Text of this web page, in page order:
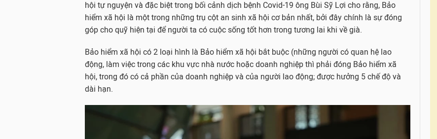
hội tự nguyện và đặc biệt trong bối cảnh dịch bệnh Covid-19 ông Bùi Sỹ Lợi cho rằng, Bảo
hiểm xã hội là một trong những trụ cột an sinh xã hội cơ bản nhất, bởi đây chính là sự đóng
góp cho quỹ hiện tại để người ta có cuộc sống tốt hơn trong tương lai khi về già.
Bảo hiểm xã hội có 2 loại hình là Bảo hiểm xã hội bắt buộc (những người có quan hệ lao
động, làm việc trong các khu vực nhà nước hoặc doanh nghiệp thì phải đóng Bảo hiểm xã
hội, trong đó có cả phần của doanh nghiệp và của người lao động; được hưởng 5 chế độ và
dài hạn.